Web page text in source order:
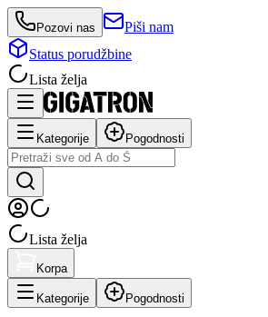
Pozovi nas
Piši nam
Status porudžbine
Lista želja
Kategorije Pogodnosti
Lista želja
Korpa
Kategorije Pogodnosti